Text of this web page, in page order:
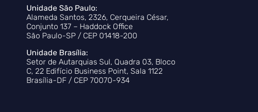
Unidade São Paulo:
Alameda Santos, 2326, Cerqueira César,
Conjunto 137 – Haddock Office
São Paulo-SP / CEP 01418-200
Unidade Brasília:
Setor de Autarquias Sul, Quadra 03, Bloco
C, 22 Edifício Business Point, Sala 1122
Brasília-DF / CEP 70070-934